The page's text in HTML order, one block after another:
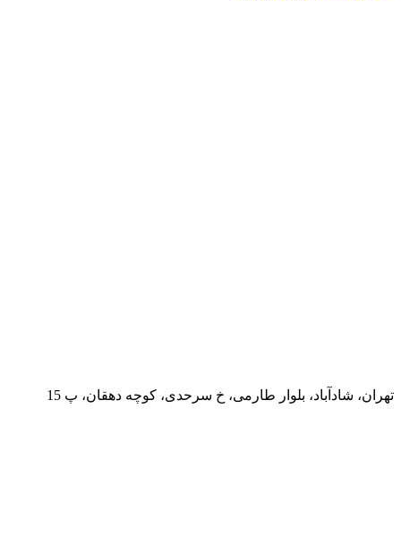
تهران، شادآباد، بلوار طارمی، خ سرحدی، کوچه دهقان، پ 15